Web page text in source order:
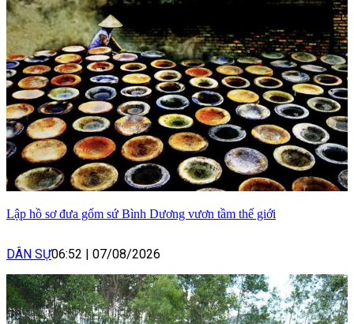
Lập hồ sơ đưa gốm sứ Bình Dương vươn tầm thế giới
DÂN SỰ06:52 | 07/08/2026